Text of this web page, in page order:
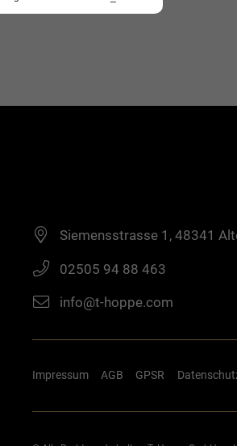
Siemensstrasse 1, 48341
02505 94 88 463
info@t-hoppe.com
Impressum AGB GPSR